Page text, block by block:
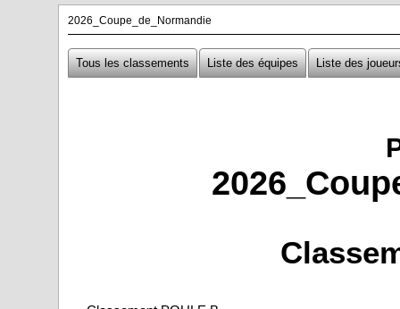
2026_Coupe_de_Normandie
Tous les classements Liste des équipes Liste des